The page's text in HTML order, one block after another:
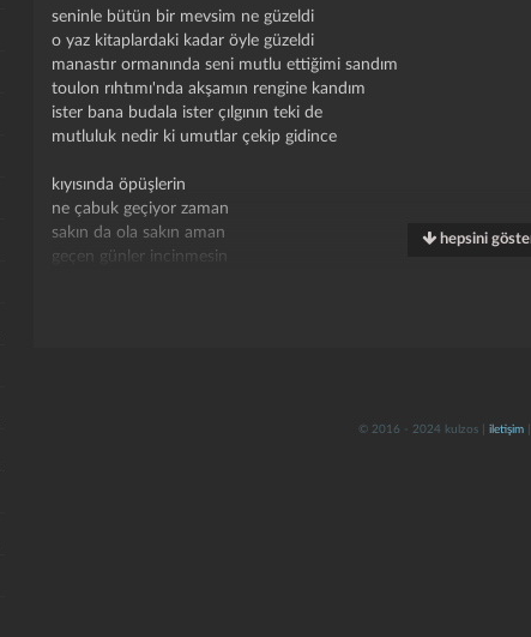
seninle bütün bir mevsim ne güzeldi
o yaz kitaplardaki kadar öyle güzeldi
manastır ormanında seni mutlu ettiğimi sandım
toulon rıhtımı'nda akşamın rengine kandım
ister bana budala ister çılgının teki de
mutluluk nedir ki umutlar çekip gidince
kıyısında öpüşlerin
ne çabuk geçiyor zaman
sakın da ola sakın aman
geçen günler incinmesin
hepsini
© 2016 - 2024 kulzos | iletişim